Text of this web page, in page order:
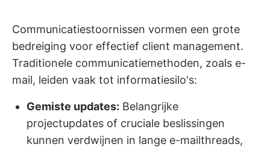
Communicatiestoornissen vormen een grote
bedreiging voor effectief client management.
Traditionele communicatiemethoden, zoals e-
mail, leiden vaak tot informatiesilo's:
Gemiste updates: Belangrijke
projectupdates of cruciale beslissingen
kunnen verdwijnen in lange e-mailthreads,